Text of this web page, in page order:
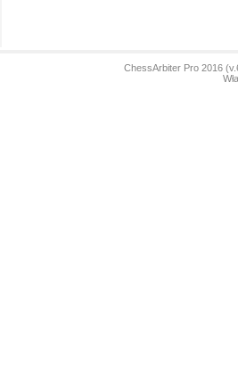
ChessArbiter Pro 2016